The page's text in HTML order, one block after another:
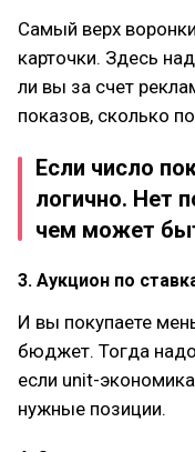
Самый верх
карточки. Здесь
ли вы за счет
показов, сколько
Если число
логично. Нет
чем может
3. Аукцион по
И вы покупаете
бюджет. Тогда
если unit-
нужные позиции.